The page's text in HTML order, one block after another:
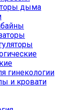
дыма
гинекологии
и кровати